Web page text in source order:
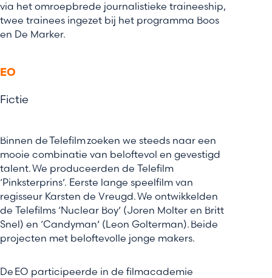
via het omroepbrede journalistieke traineeship,
twee trainees ingezet bij het programma Boos
en De Marker.
EO
Fictie
Binnen de Telefilm zoeken we steeds naar een
mooie combinatie van beloftevol en gevestigd
talent. We produceerden de Telefilm
‘Pinksterprins’. Eerste lange speelfilm van
regisseur Karsten de Vreugd. We ontwikkelden
de Telefilms ‘Nuclear Boy’ (Joren Molter en Britt
Snel) en ‘Candyman’ (Leon Golterman). Beide
projecten met beloftevolle jonge makers.
De EO participeerde in de filmacademie